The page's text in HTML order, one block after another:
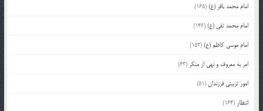
امام محمد باقر (ع)(165)
امام محمد تقی (ع)(146)
امام موسی کاظم (ع)(152)
امر به معروف و نهی از منکر (63)
امور تربیتی فرزندان(51)
انتظار (164)